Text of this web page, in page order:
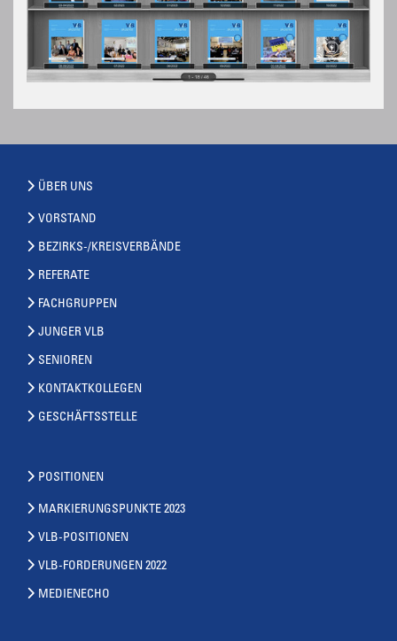
ÜBER UNS
VORSTAND
BEZIRKS-/KREISVERBÄNDE
REFERATE
FACHGRUPPEN
JUNGER VLB
SENIOREN
KONTAKTKOLLEGEN
GESCHÄFTSSTELLE
POSITIONEN
MARKIERUNGSPUNKTE 2023
VLB-POSITIONEN
VLB-FORDERUNGEN 2022
MEDIENECHO